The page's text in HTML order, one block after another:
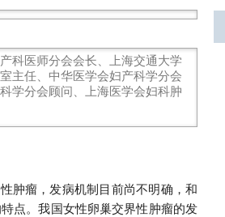
科医师分会会长、上海交通大学
主任、中华医学会妇产科学分会
学分会顾问、上海医学会妇科肿
肿瘤，发病机制目前尚不明确，和
点。我国女性卵巢交界性肿瘤的发